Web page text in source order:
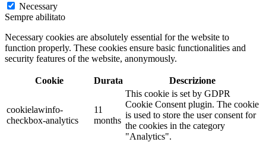
Necessary
Sempre abilitato
Necessary cookies are absolutely essential for the website to
function properly. These cookies ensure basic functionalities and
security features of the website, anonymously.
Cookie Durata Descrizione
cookielawinfo-
checkbox-analytics
11
months
This cookie is set by GDPR
Cookie Consent plugin. The cookie
is used to store the user consent for
the cookies in the category
"Analytics".